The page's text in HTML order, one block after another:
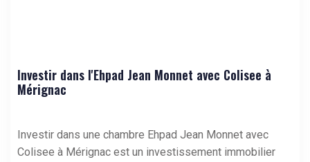
Investir dans l'Ehpad Jean Monnet avec Colisee à
Mérignac
Investir dans une chambre Ehpad Jean Monnet avec
Colisee à Mérignac est un investissement immobilier